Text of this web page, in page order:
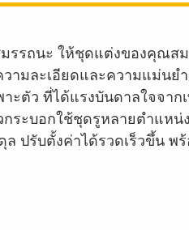
รรถนะ ให้ชุดแต่งของคุณ
มละเอียดและความแม่นย
ะตัว ที่ได้แรงบันดาลใจจา
กระบอกใช้ชุดรูหลายตำแ
ล ปรับตั้งค่าได้รวดเร็วขึ้น